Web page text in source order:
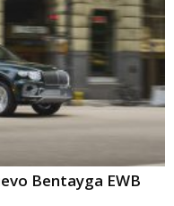
Bentayga EWB